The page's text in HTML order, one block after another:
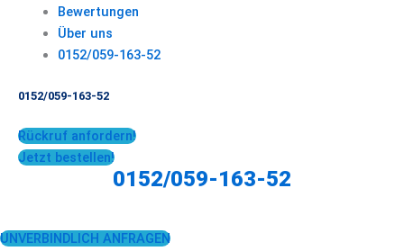
Bewertungen
Über uns
0152/059-163-52
0152/059-163-52
Rückruf anfordern!
Jetzt bestellen!
0152/059-163-52
UNVERBINDLICH ANFRAGEN